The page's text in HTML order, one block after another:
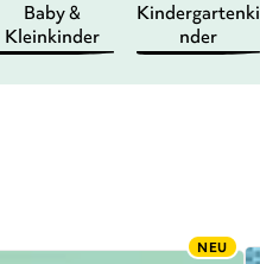
Baby &
Kleinkinder
Kindergartenki
nder
NEU